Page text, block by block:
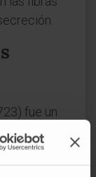
fue un
de la